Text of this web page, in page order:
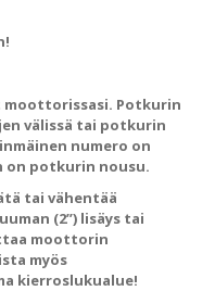
moottorissasi. Potkurin
välissä tai potkurin
numero on
on potkurin nousu.
tai vähentää
(2”) lisäys tai
moottorin
myös
kierroslukualue!